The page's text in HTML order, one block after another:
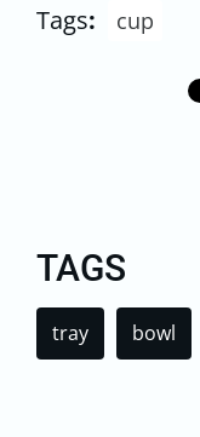
Tags: cup
TAGS
tray bowl